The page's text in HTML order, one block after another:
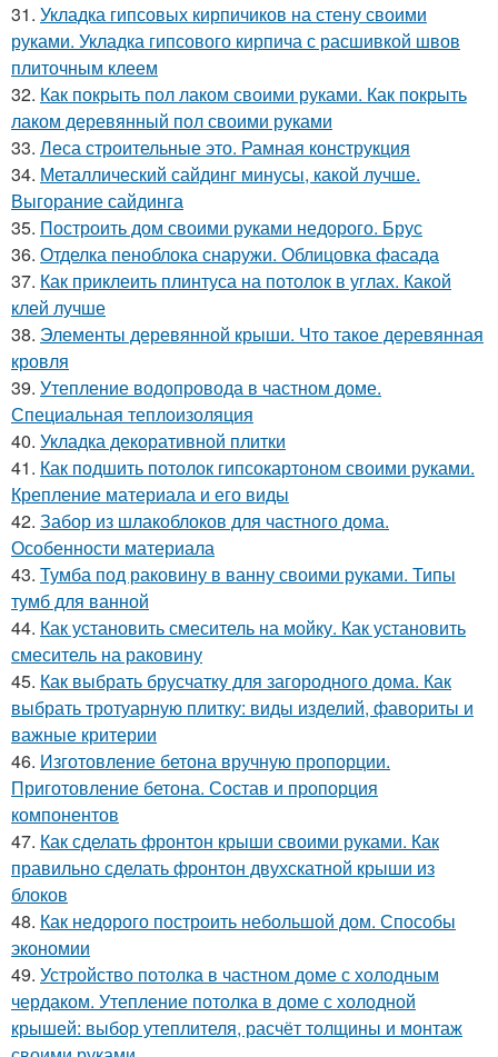
31. Укладка гипсовых кирпичиков на стену своими
руками. Укладка гипсового кирпича с расшивкой швов
плиточным клеем
32. Как покрыть пол лаком своими руками. Как покрыть
лаком деревянный пол своими руками
33. Леса строительные это. Рамная конструкция
34. Металлический сайдинг минусы, какой лучше.
Выгорание сайдинга
35. Построить дом своими руками недорого. Брус
36. Отделка пеноблока снаружи. Облицовка фасада
37. Как приклеить плинтуса на потолок в углах. Какой
клей лучше
38. Элементы деревянной крыши. Что такое деревянная
кровля
39. Утепление водопровода в частном доме.
Специальная теплоизоляция
40. Укладка декоративной плитки
41. Как подшить потолок гипсокартоном своими руками.
Крепление материала и его виды
42. Забор из шлакоблоков для частного дома.
Особенности материала
43. Тумба под раковину в ванну своими руками. Типы
тумб для ванной
44. Как установить смеситель на мойку. Как установить
смеситель на раковину
45. Как выбрать брусчатку для загородного дома. Как
выбрать тротуарную плитку: виды изделий, фавориты и
важные критерии
46. Изготовление бетона вручную пропорции.
Приготовление бетона. Состав и пропорция
компонентов
47. Как сделать фронтон крыши своими руками. Как
правильно сделать фронтон двухскатной крыши из
блоков
48. Как недорого построить небольшой дом. Способы
экономии
49. Устройство потолка в частном доме с холодным
чердаком. Утепление потолка в доме с холодной
крышей: выбор утеплителя, расчёт толщины и монтаж